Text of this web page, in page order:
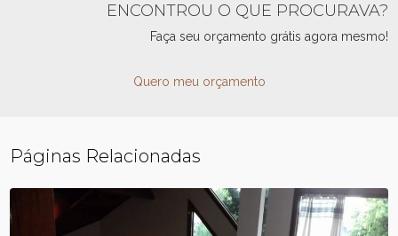
ENCONTROU O QUE PROCURAVA?
Faça seu orçamento grátis agora mesmo!
Quero meu orçamento
Páginas Relacionadas